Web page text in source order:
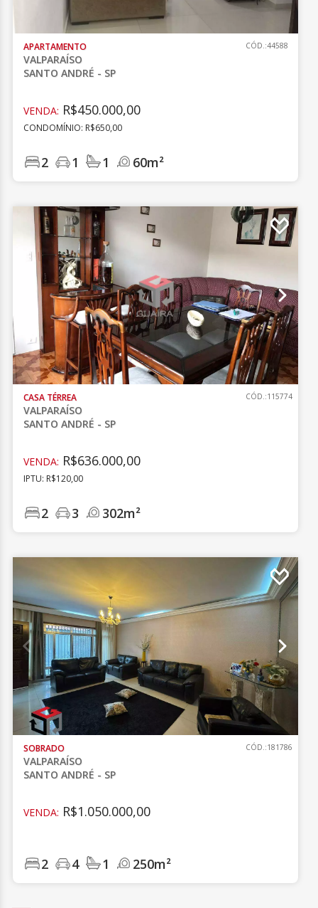
APARTAMENTO
VALPARAÍSO
SANTO ANDRÉ - SP
CÓD.:44588
VENDA: R$450.000,00
CONDOMÍNIO: R$650,00
2 1 1 60m²
CASA TÉRREA
VALPARAÍSO
SANTO ANDRÉ - SP
CÓD.:115774
VENDA: R$636.000,00
IPTU: R$120,00
2 3 302m²
SOBRADO
VALPARAÍSO
SANTO ANDRÉ - SP
CÓD.:181786
VENDA: R$1.050.000,00
2 4 1 250m²